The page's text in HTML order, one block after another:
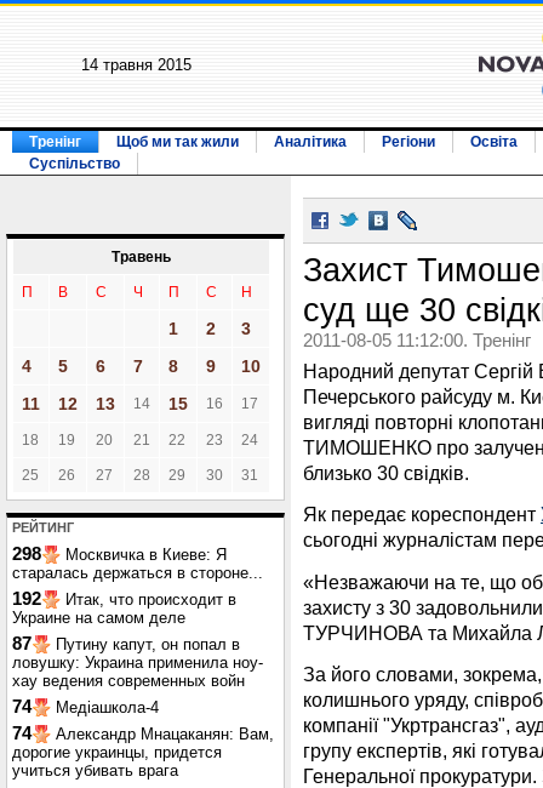
14 травня 2015
Тренінг Щоб ми так жили Аналітика Регіони
Освіта
Суспільство
Травень
П В С Ч П С Н
1 2
3
4
5 6 7 8 9
10
11
12 13 14 15 16 17
18 19 20 21 22 23 24
25 26 27 28 29 30 31
РЕЙТИНГ
298
Москвичка в Киеве: Я
старалась держаться в стороне...
192
Итак, что происходит в
Украине на самом деле
87
Путину капут, он попал в
ловушку: Украина применила ноу-
хау ведения современных войн
74 Медіашкола-4
74
Александр Мнацаканян: Вам,
дорогие украинцы, придется
учиться убивать врага
Захист
суд ще 30
2011-08-05 11:12:00. Тренінг
Народний депутат
Печерського райсуду м.
вигляді повторні
ТИМОШЕНКО про
близько 30 свідків.
Як передає кореспондент
сьогодні журналістам
«Незважаючи на те, що
захисту з 30
ТУРЧИНОВА та Михайла
За його словами, зокрема,
колишнього уряду,
компанії "Укртрансгаз",
групу експертів, які
Генеральної